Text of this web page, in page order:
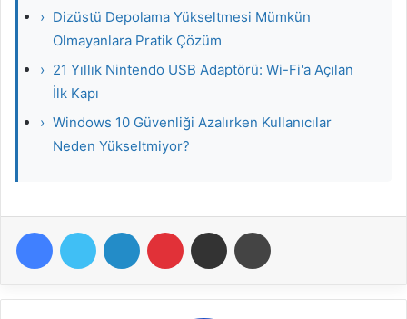
› Dizüstü Depolama Yükseltmesi Mümkün
Olmayanlara Pratik Çözüm
› 21 Yıllık Nintendo USB Adaptörü: Wi-Fi'a Açılan
İlk Kapı
› Windows 10 Güvenliği Azalırken Kullanıcılar
Neden Yükseltmiyor?